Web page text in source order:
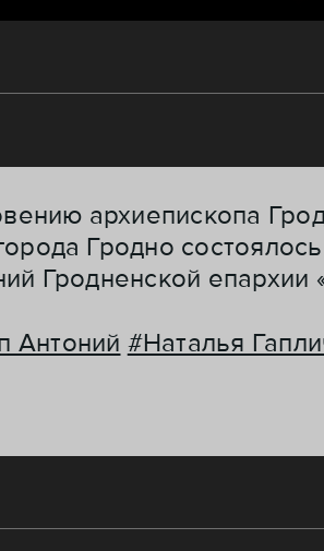
архиепископа
Гродно
Гродненской епархии
Антоний #Наталья